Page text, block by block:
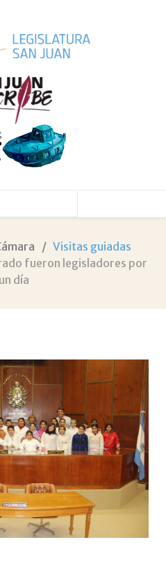
Visitas guiadas
fueron legisladores por
un día